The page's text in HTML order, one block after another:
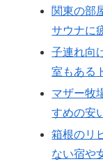
関東の部
サウナに
子連れ向
室もある
マザー牧
すめの安
箱根のリ
ない宿や